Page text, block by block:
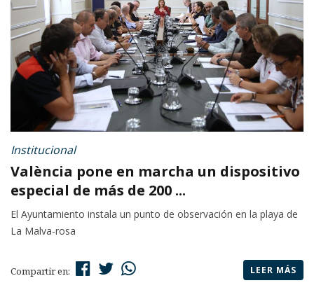
Institucional
València pone en marcha un dispositivo
especial de más de 200 ...
El Ayuntamiento instala un punto de observación en la playa de
La Malva-rosa
Compartir en: LEER MÁS